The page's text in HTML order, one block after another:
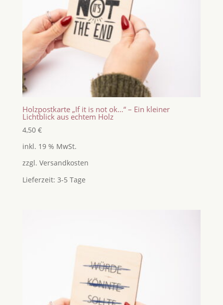
Holzpostkarte „If it is not ok…“ – Ein kleiner
Lichtblick aus echtem Holz
4,50 €
inkl. 19 % MwSt.
zzgl. Versandkosten
Lieferzeit: 3-5 Tage